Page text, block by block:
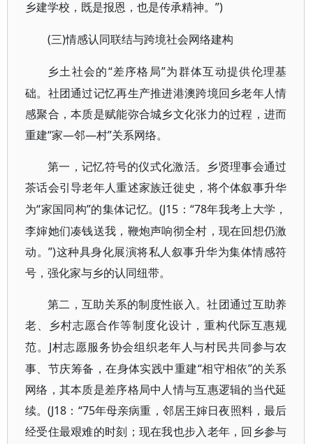
乡建学校，既是报恩，也是传承精神。”)
(三)情感认同联结与跨境社会网络建构
乡土社会的“差序格局”为群体互动提供伦理基
础。社团通过记忆再生产推进港澳跨境回乡老年人情
感聚合，本质是赋能弥合城乡文化张力的过程，进而
重建“家—邻—村”关系网络。
第一，记忆符号的仪式化激活。乡贤理事会通过
茶话会引导老年人重述家族迁徙史，将个体叙事升华
为“家国同构”的集体记忆。(J15：“78年我考上大学，
李婶她们凑钱送我，鞭炮声响彻全村，现在回想仍激
动。”)这种具身化展演将私人叙事升华为集体情感符
号，强化家与乡的认同纽带。
第二，互助关系的制度性嵌入。社团通过互助养
老、乡村志愿合作等制度化设计，重构代际互惠规
范。 J村志愿服务协会组织老年人与村民共同参与农
事、节庆筹备，在身体实践中重建“相守相依”的关系
网络，其本质是差序格局中人情与互惠逻辑的当代延
续。(J18：“75年母亲病重，邻居王婶日夜照料，最后
经受住最艰难的时刻；现在我也步入老年，回乡参与